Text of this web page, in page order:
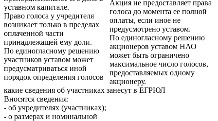
уставном капитале.
Право голоса у учредителя
возникает только в пределах
оплаченной части
принадлежащей ему доли.
По единогласному решению
участников уставом может
предусматриваться иной
порядок определения голосов
Акция не предоставляет права
голоса до момента ее полной
оплаты, если иное не
предусмотрено уставом.
По единогласному решению
акционеров уставом НАО
может быть ограничено
максимальное число голосов,
предоставляемых одному
акционеру.
какие сведения об участниках занесут в ЕГРЮЛ
Вносятся сведения:
- об учредителях (участниках);
- о размерах и номинальной